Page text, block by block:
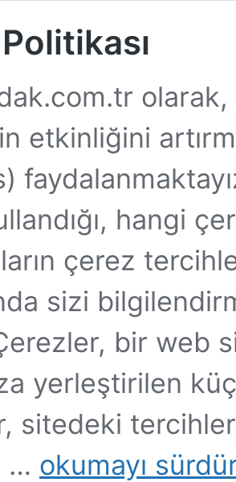
etkinliğini
hangi
çerez
sizi
bir web
yerleştirilen
sitedeki
…
Çerez
Politikası
okumayı